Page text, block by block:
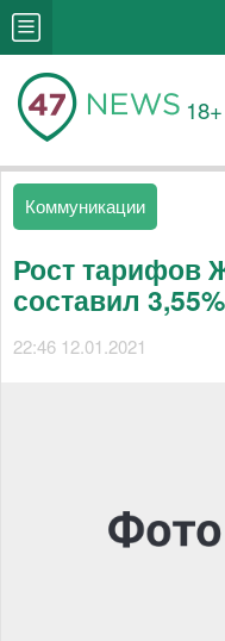
18+
Коммуникации
Рост тарифов
составил 3,55%
22:46 12.01.2021